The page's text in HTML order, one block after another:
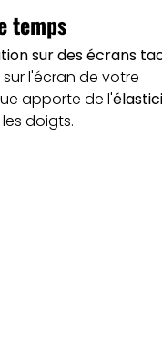
temps
sur des écrans
l'écran de votre
apporte de l'
doigts.